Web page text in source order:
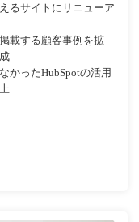
るサイトにリニューア
載する顧客事例を拡
かったHubSpotの活用